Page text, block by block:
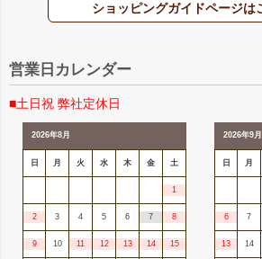
ショッピングガイドページは
営業日カレンダー
■土日祝 弊社定休日
2026年8月
日 月 火 水 木 金 土
1
2 3 4 5 6 7 8
9 10 11 12 13 14 15
2026年9月
日 月
6 7
13 14